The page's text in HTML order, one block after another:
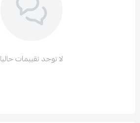
لا توجد تقييمات حاليا